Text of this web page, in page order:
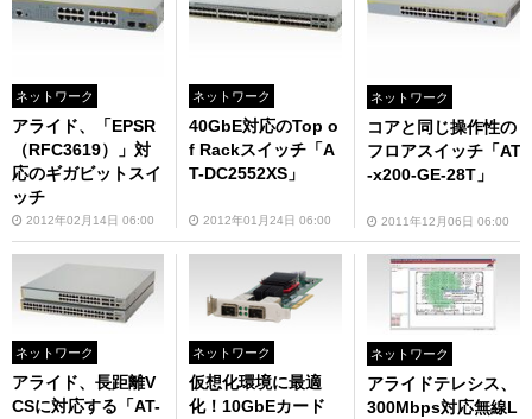
ネットワーク
アライド、「EPSR
（RFC3619）」対
応のギガビットスイ
ッチ
2012年02月14日 06:00
ネットワーク
40GbE対応のTop o
f Rackスイッチ「A
T-DC2552XS」
2012年01月24日 06:00
ネットワーク
コアと同じ操作性の
フロアスイッチ「AT
-x200-GE-28T」
2011年12月06日 06:00
ネットワーク
アライド、長距離V
CSに対応する「AT-
ネットワーク
仮想化環境に最適
化！10GbEカード
ネットワーク
アライドテレシス、
300Mbps対応無線L